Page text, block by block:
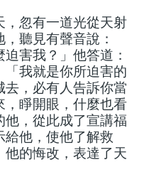
忽有一道光從天射
聽見有聲音說：
迫害我？」他答道：
「我就是你所迫害的
，必有人告訴你當
睜開眼，什麼也看
，從此成了宣講福
他，使他了解救
的悔改，表達了天